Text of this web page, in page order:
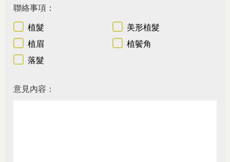
聯絡事項：
植髮
美形植髮
植眉
植鬢角
落髮
意見內容：